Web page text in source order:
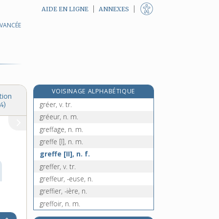
AIDE EN LIGNE ANNEXES
VOISINAGE ALPHABÉTIQUE
green, n. m.
gréer, v. tr.
gréeur, n. m.
greffage, n. m.
greffe [I], n. m.
greffe [II], n. f.
greffer, v. tr.
greffeur, -euse, n.
greffier, -ière, n.
greffoir, n. m.
greffon, n. m.